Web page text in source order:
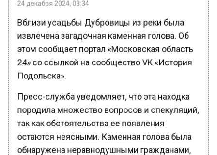
Вблизи усадьбы Дубровицы из реки была
извлечена загадочная каменная голова. Об
этом сообщает портал «Московская область
24» со ссылкой на сообщество VK «История
Подольска».
Пресс-служба уведомляет, что эта находка
породила множество вопросов и спекуляций,
так как обстоятельства ее появления
остаются неясными. Каменная голова была
обнаружена неравнодушными гражданами,